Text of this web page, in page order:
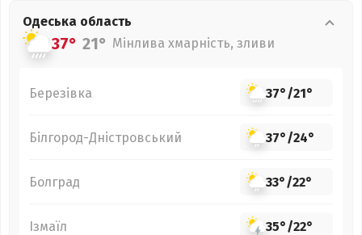
Одеська область
37° 21° Мінлива хмарність, зливи
Березівка 37°/21°
Білгород-Дністровський 37°/24°
Болград 33°/22°
Ізмаїл 35°/22°